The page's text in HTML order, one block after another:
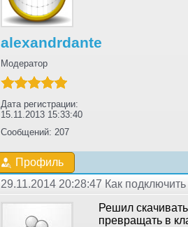
alexandrdante
Модератор
Дата регистрации:
15.11.2013 15:33:40
Сообщений: 207
Профиль
29.11.2014 20:28:47 Как
Решил
превращать в